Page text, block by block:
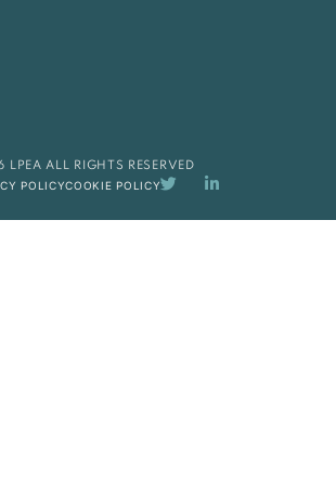
ALL RIGHTS RESERVED
POLICYCOOKIE POLICY